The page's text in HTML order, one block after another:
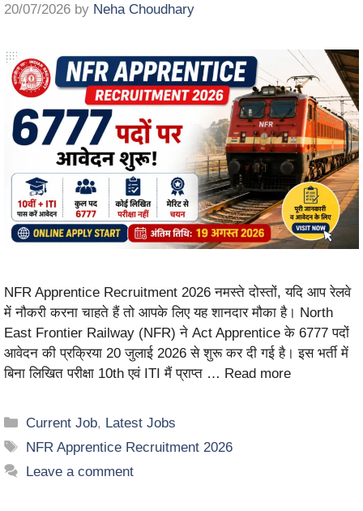
20/07/2026 by Neha Choudhary
NFR Apprentice Recruitment 2026 नमस्ते दोस्तों, यदि आप रेलवे
में नौकरी करना चाहते हैं तो आपके लिए यह शानदार मौका है। North
East Frontier Railway (NFR) ने Act Apprentice के 6777 पदों
आवेदन की प्रक्रिया 20 जुलाई 2026 से शुरू कर दी गई है। इस भर्ती में
बिना लिखित परीक्षा 10th एवं ITI मैं प्राप्त … Read more
Current Job, Latest Jobs
NFR Apprentice Recruitment 2026
Leave a comment